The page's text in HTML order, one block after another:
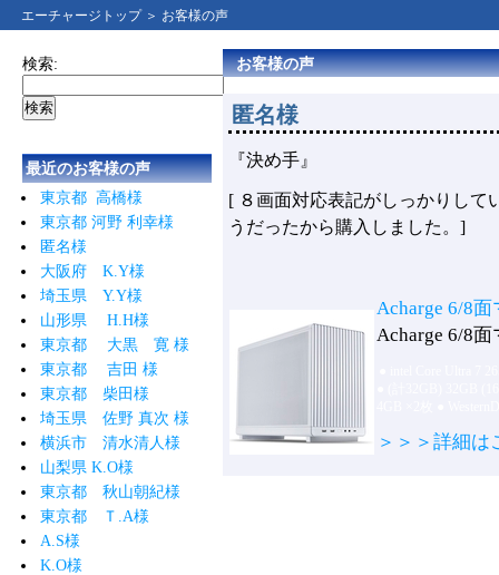
エーチャージトップ＞ お客様の声
検索:
最近のお客様の声
東京都 高橋様
東京都 河野 利幸様
匿名様
大阪府 K.Y様
埼玉県 Y.Y様
山形県 H.H様
東京都 大黒 寛 様
東京都 吉田 様
東京都 柴田様
埼玉県 佐野 真次 様
横浜市 清水清人様
山梨県 K.O様
東京都 秋山朝紀様
東京都 Ｔ.A様
A.S様
K.O様
お客様の声
匿名様
『決め手』
[ ８画面対応表記がしっかりして
うだったから購入しました。]
Acharge 6/8
Acharge 6/8
＞＞＞詳細は